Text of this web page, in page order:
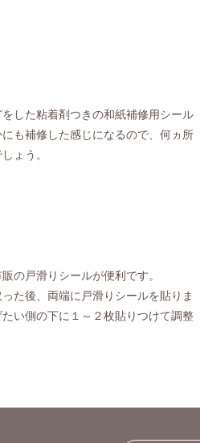
した粘着剤つきの和紙補修用シール
も補修した感じになるので、何ヵ所
ょう。
の戸滑りシールが便利です。
た後、両端に戸滑りシールを貼りま
い側の下に１～２枚貼りつけて調整